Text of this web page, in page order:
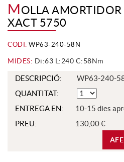
MOLLA
XACT 5750
CODI: WP63-240-58N
MIDES: Di:63 L:240 C:58Nm
DESCRIPCIÓ:
WP63-240-
QUANTITAT:
ENTREGA EN:
10-15 dies
PREU:
130,00 €